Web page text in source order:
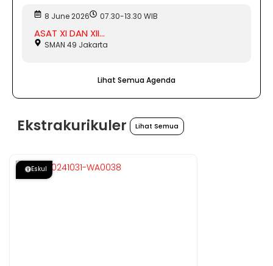
8 June 2026 07.30-13.30 WIB
ASAT XI DAN XII...
SMAN 49 Jakarta
Lihat Semua Agenda
Ekstrakurikuler Lihat Semua
Eskul